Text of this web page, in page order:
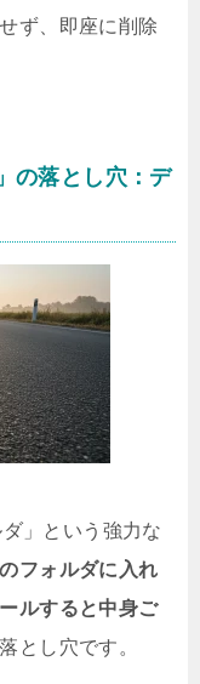
ず、即座に削除
の落とし穴：デ
」という強力な
フォルダに入れ
ルすると中身ご
とし穴です。